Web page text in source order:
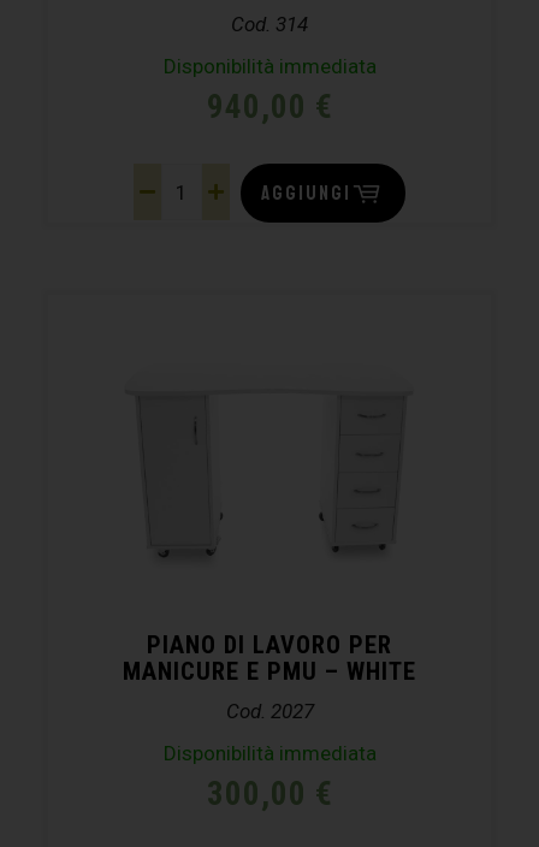
Cod. 314
Disponibilità immediata
940,00 €
AGGIUNGI
PIANO DI LAVORO PER
MANICURE E PMU – WHITE
Cod. 2027
Disponibilità immediata
300,00 €